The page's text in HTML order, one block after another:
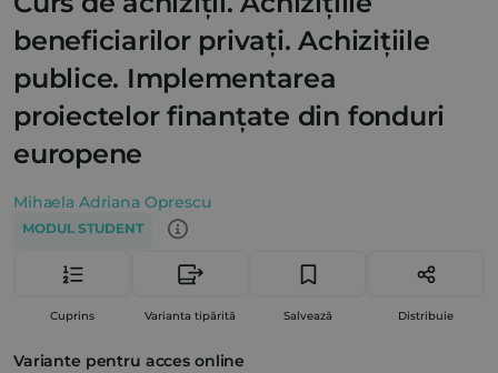
beneficiarilor privați. Achizițiile
publice. Implementarea
proiectelor finanțate din fonduri
europene
Mihaela Adriana Oprescu
MODUL STUDENT
Cuprins Varianta tipărită Salvează Distribuie
Variante pentru acces online